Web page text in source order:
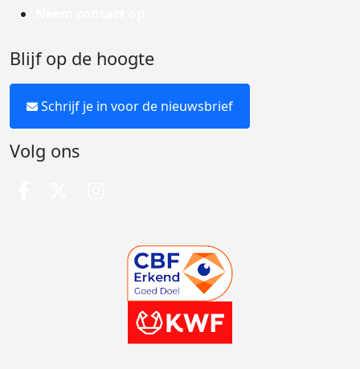
Blijf op de hoogte
Schrijf je in voor de nieuwsbrief
Volg ons